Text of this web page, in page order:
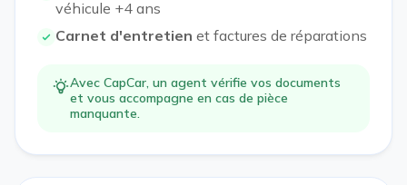
véhicule +4 ans
Carnet d'entretien et factures de réparations
Avec CapCar, un agent vérifie vos documents
et vous accompagne en cas de pièce
manquante.